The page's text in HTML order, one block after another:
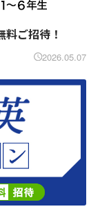
料ご招待！
2026.05.07